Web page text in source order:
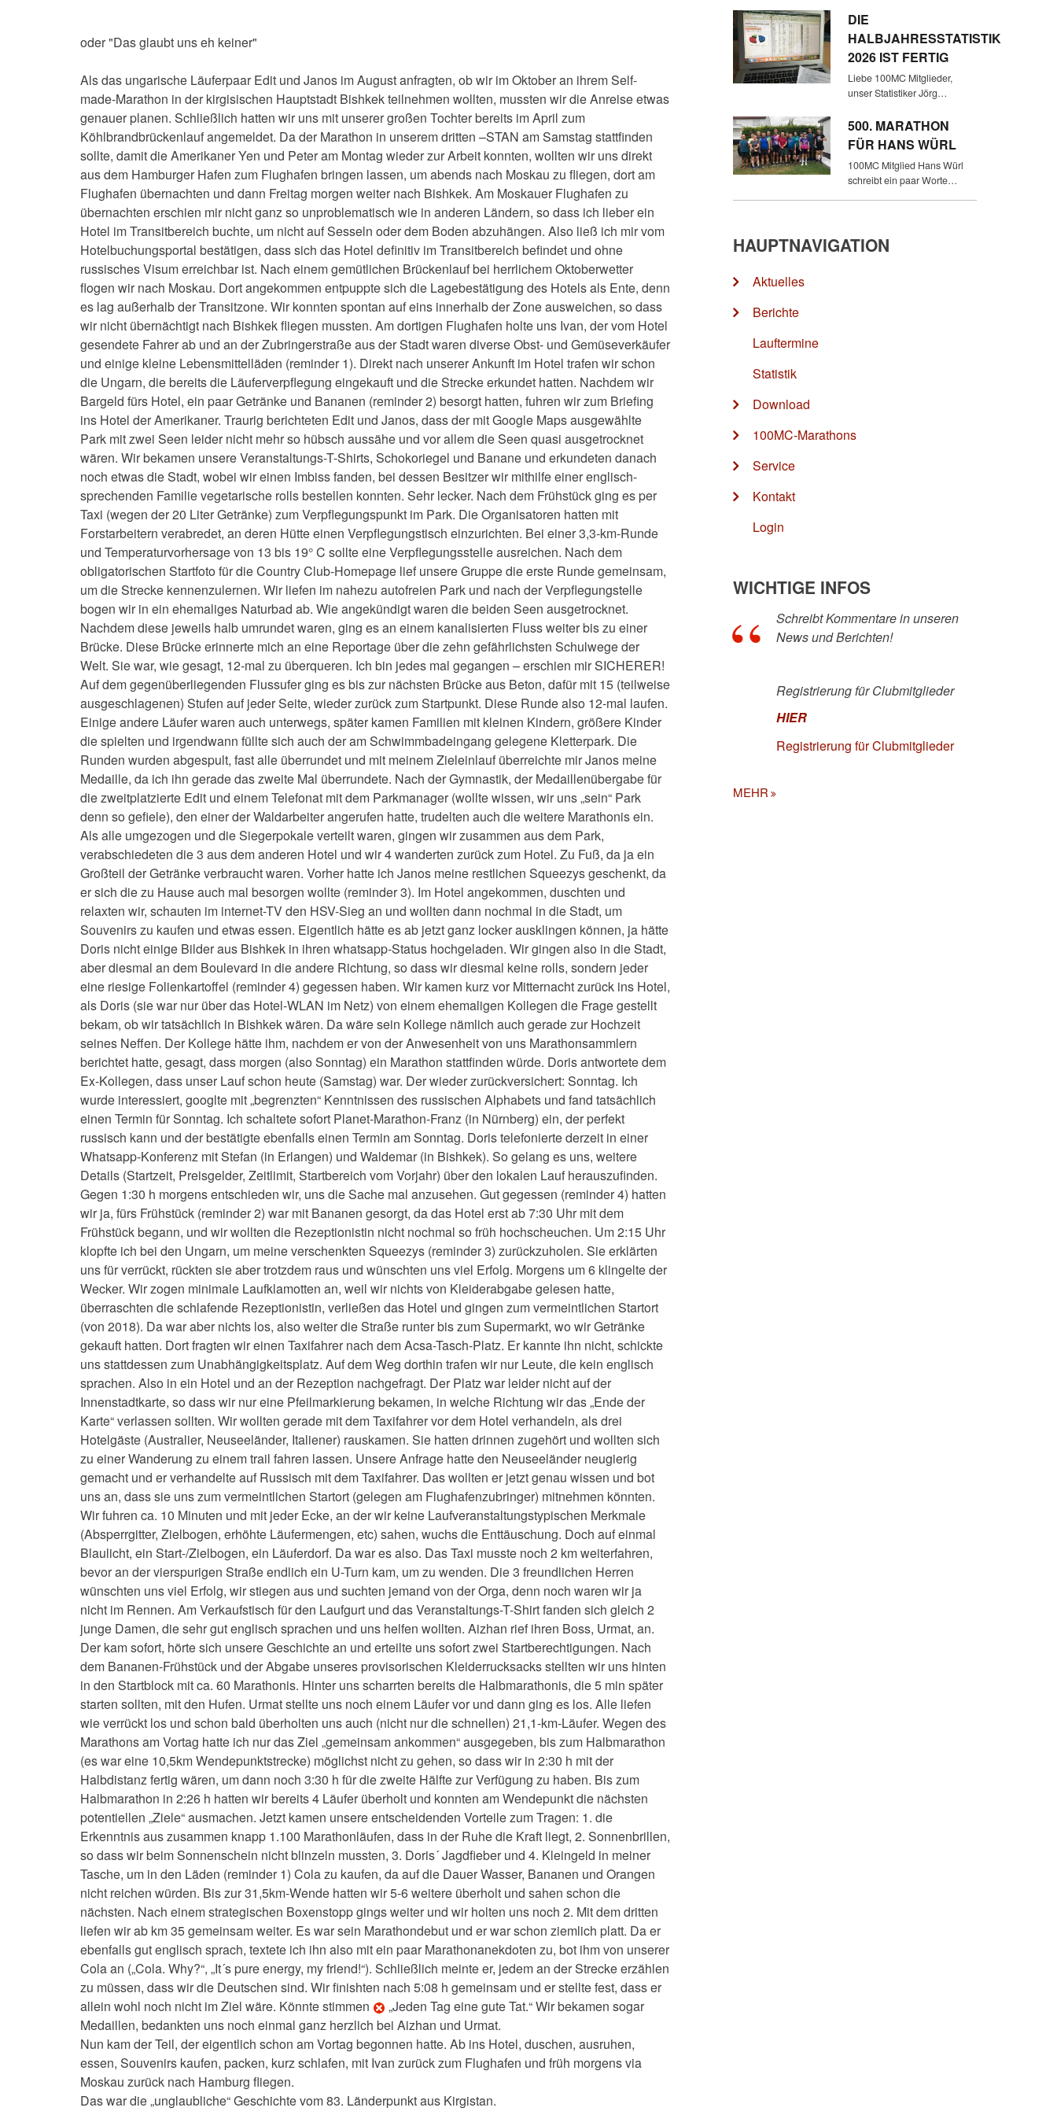
oder "Das glaubt uns eh keiner"
Als das ungarische Läuferpaar Edit und Janos im August anfragten, ob wir im Oktober an ihrem Self-
made-Marathon in der kirgisischen Hauptstadt Bishkek teilnehmen wollten, mussten wir die Anreise etwas
genauer planen. Schließlich hatten wir uns mit unserer großen Tochter bereits im April zum
Köhlbrandbrückenlauf angemeldet. Da der Marathon in unserem dritten –STAN am Samstag stattfinden
sollte, damit die Amerikaner Yen und Peter am Montag wieder zur Arbeit konnten, wollten wir uns direkt
aus dem Hamburger Hafen zum Flughafen bringen lassen, um abends nach Moskau zu fliegen, dort am
Flughafen übernachten und dann Freitag morgen weiter nach Bishkek. Am Moskauer Flughafen zu
übernachten erschien mir nicht ganz so unproblematisch wie in anderen Ländern, so dass ich lieber ein
Hotel im Transitbereich buchte, um nicht auf Sesseln oder dem Boden abzuhängen. Also ließ ich mir vom
Hotelbuchungsportal bestätigen, dass sich das Hotel definitiv im Transitbereich befindet und ohne
russisches Visum erreichbar ist. Nach einem gemütlichen Brückenlauf bei herrlichem Oktoberwetter
flogen wir nach Moskau. Dort angekommen entpuppte sich die Lagebestätigung des Hotels als Ente, denn
es lag außerhalb der Transitzone. Wir konnten spontan auf eins innerhalb der Zone ausweichen, so dass
wir nicht übernächtigt nach Bishkek fliegen mussten. Am dortigen Flughafen holte uns Ivan, der vom Hotel
gesendete Fahrer ab und an der Zubringerstraße aus der Stadt waren diverse Obst- und Gemüseverkäufer
und einige kleine Lebensmittelläden (reminder 1). Direkt nach unserer Ankunft im Hotel trafen wir schon
die Ungarn, die bereits die Läuferverpflegung eingekauft und die Strecke erkundet hatten. Nachdem wir
Bargeld fürs Hotel, ein paar Getränke und Bananen (reminder 2) besorgt hatten, fuhren wir zum Briefing
ins Hotel der Amerikaner. Traurig berichteten Edit und Janos, dass der mit Google Maps ausgewählte
Park mit zwei Seen leider nicht mehr so hübsch aussähe und vor allem die Seen quasi ausgetrocknet
wären. Wir bekamen unsere Veranstaltungs-T-Shirts, Schokoriegel und Banane und erkundeten danach
noch etwas die Stadt, wobei wir einen Imbiss fanden, bei dessen Besitzer wir mithilfe einer englisch-
sprechenden Familie vegetarische rolls bestellen konnten. Sehr lecker. Nach dem Frühstück ging es per
Taxi (wegen der 20 Liter Getränke) zum Verpflegungspunkt im Park. Die Organisatoren hatten mit
Forstarbeitern verabredet, an deren Hütte einen Verpflegungstisch einzurichten. Bei einer 3,3-km-Runde
und Temperaturvorhersage von 13 bis 19° C sollte eine Verpflegungsstelle ausreichen. Nach dem
obligatorischen Startfoto für die Country Club-Homepage lief unsere Gruppe die erste Runde gemeinsam,
um die Strecke kennenzulernen. Wir liefen im nahezu autofreien Park und nach der Verpflegungstelle
bogen wir in ein ehemaliges Naturbad ab. Wie angekündigt waren die beiden Seen ausgetrocknet.
Nachdem diese jeweils halb umrundet waren, ging es an einem kanalisierten Fluss weiter bis zu einer
Brücke. Diese Brücke erinnerte mich an eine Reportage über die zehn gefährlichsten Schulwege der
Welt. Sie war, wie gesagt, 12-mal zu überqueren. Ich bin jedes mal gegangen – erschien mir SICHERER!
Auf dem gegenüberliegenden Flussufer ging es bis zur nächsten Brücke aus Beton, dafür mit 15 (teilweise
ausgeschlagenen) Stufen auf jeder Seite, wieder zurück zum Startpunkt. Diese Runde also 12-mal laufen.
Einige andere Läufer waren auch unterwegs, später kamen Familien mit kleinen Kindern, größere Kinder
die spielten und irgendwann füllte sich auch der am Schwimmbadeingang gelegene Kletterpark. Die
Runden wurden abgespult, fast alle überrundet und mit meinem Zieleinlauf überreichte mir Janos meine
Medaille, da ich ihn gerade das zweite Mal überrundete. Nach der Gymnastik, der Medaillenübergabe für
die zweitplatzierte Edit und einem Telefonat mit dem Parkmanager (wollte wissen, wir uns „sein“ Park
denn so gefiele), den einer der Waldarbeiter angerufen hatte, trudelten auch die weitere Marathonis ein.
Als alle umgezogen und die Siegerpokale verteilt waren, gingen wir zusammen aus dem Park,
verabschiedeten die 3 aus dem anderen Hotel und wir 4 wanderten zurück zum Hotel. Zu Fuß, da ja ein
Großteil der Getränke verbraucht waren. Vorher hatte ich Janos meine restlichen Squeezys geschenkt, da
er sich die zu Hause auch mal besorgen wollte (reminder 3). Im Hotel angekommen, duschten und
relaxten wir, schauten im internet-TV den HSV-Sieg an und wollten dann nochmal in die Stadt, um
Souvenirs zu kaufen und etwas essen. Eigentlich hätte es ab jetzt ganz locker ausklingen können, ja hätte
Doris nicht einige Bilder aus Bishkek in ihren whatsapp-Status hochgeladen. Wir gingen also in die Stadt,
aber diesmal an dem Boulevard in die andere Richtung, so dass wir diesmal keine rolls, sondern jeder
eine riesige Folienkartoffel (reminder 4) gegessen haben. Wir kamen kurz vor Mitternacht zurück ins Hotel,
als Doris (sie war nur über das Hotel-WLAN im Netz) von einem ehemaligen Kollegen die Frage gestellt
bekam, ob wir tatsächlich in Bishkek wären. Da wäre sein Kollege nämlich auch gerade zur Hochzeit
seines Neffen. Der Kollege hätte ihm, nachdem er von der Anwesenheit von uns Marathonsammlern
berichtet hatte, gesagt, dass morgen (also Sonntag) ein Marathon stattfinden würde. Doris antwortete dem
Ex-Kollegen, dass unser Lauf schon heute (Samstag) war. Der wieder zurückversichert: Sonntag. Ich
wurde interessiert, googlte mit „begrenzten“ Kenntnissen des russischen Alphabets und fand tatsächlich
einen Termin für Sonntag. Ich schaltete sofort Planet-Marathon-Franz (in Nürnberg) ein, der perfekt
russisch kann und der bestätigte ebenfalls einen Termin am Sonntag. Doris telefonierte derzeit in einer
Whatsapp-Konferenz mit Stefan (in Erlangen) und Waldemar (in Bishkek). So gelang es uns, weitere
Details (Startzeit, Preisgelder, Zeitlimit, Startbereich vom Vorjahr) über den lokalen Lauf herauszufinden.
Gegen 1:30 h morgens entschieden wir, uns die Sache mal anzusehen. Gut gegessen (reminder 4) hatten
wir ja, fürs Frühstück (reminder 2) war mit Bananen gesorgt, da das Hotel erst ab 7:30 Uhr mit dem
Frühstück begann, und wir wollten die Rezeptionistin nicht nochmal so früh hochscheuchen. Um 2:15 Uhr
klopfte ich bei den Ungarn, um meine verschenkten Squeezys (reminder 3) zurückzuholen. Sie erklärten
uns für verrückt, rückten sie aber trotzdem raus und wünschten uns viel Erfolg. Morgens um 6 klingelte der
Wecker. Wir zogen minimale Laufklamotten an, weil wir nichts von Kleiderabgabe gelesen hatte,
überraschten die schlafende Rezeptionistin, verließen das Hotel und gingen zum vermeintlichen Startort
(von 2018). Da war aber nichts los, also weiter die Straße runter bis zum Supermarkt, wo wir Getränke
gekauft hatten. Dort fragten wir einen Taxifahrer nach dem Acsa-Tasch-Platz. Er kannte ihn nicht, schickte
uns stattdessen zum Unabhängigkeitsplatz. Auf dem Weg dorthin trafen wir nur Leute, die kein englisch
sprachen. Also in ein Hotel und an der Rezeption nachgefragt. Der Platz war leider nicht auf der
Innenstadtkarte, so dass wir nur eine Pfeilmarkierung bekamen, in welche Richtung wir das „Ende der
Karte“ verlassen sollten. Wir wollten gerade mit dem Taxifahrer vor dem Hotel verhandeln, als drei
Hotelgäste (Australier, Neuseeländer, Italiener) rauskamen. Sie hatten drinnen zugehört und wollten sich
zu einer Wanderung zu einem trail fahren lassen. Unsere Anfrage hatte den Neuseeländer neugierig
gemacht und er verhandelte auf Russisch mit dem Taxifahrer. Das wollten er jetzt genau wissen und bot
uns an, dass sie uns zum vermeintlichen Startort (gelegen am Flughafenzubringer) mitnehmen könnten.
Wir fuhren ca. 10 Minuten und mit jeder Ecke, an der wir keine Laufveranstaltungstypischen Merkmale
(Absperrgitter, Zielbogen, erhöhte Läufermengen, etc) sahen, wuchs die Enttäuschung. Doch auf einmal
Blaulicht, ein Start-/Zielbogen, ein Läuferdorf. Da war es also. Das Taxi musste noch 2 km weiterfahren,
bevor an der vierspurigen Straße endlich ein U-Turn kam, um zu wenden. Die 3 freundlichen Herren
wünschten uns viel Erfolg, wir stiegen aus und suchten jemand von der Orga, denn noch waren wir ja
nicht im Rennen. Am Verkaufstisch für den Laufgurt und das Veranstaltungs-T-Shirt fanden sich gleich 2
junge Damen, die sehr gut englisch sprachen und uns helfen wollten. Aizhan rief ihren Boss, Urmat, an.
Der kam sofort, hörte sich unsere Geschichte an und erteilte uns sofort zwei Startberechtigungen. Nach
dem Bananen-Frühstück und der Abgabe unseres provisorischen Kleiderrucksacks stellten wir uns hinten
in den Startblock mit ca. 60 Marathonis. Hinter uns scharrten bereits die Halbmarathonis, die 5 min später
starten sollten, mit den Hufen. Urmat stellte uns noch einem Läufer vor und dann ging es los. Alle liefen
wie verrückt los und schon bald überholten uns auch (nicht nur die schnellen) 21,1-km-Läufer. Wegen des
Marathons am Vortag hatte ich nur das Ziel „gemeinsam ankommen“ ausgegeben, bis zum Halbmarathon
(es war eine 10,5km Wendepunktstrecke) möglichst nicht zu gehen, so dass wir in 2:30 h mit der
Halbdistanz fertig wären, um dann noch 3:30 h für die zweite Hälfte zur Verfügung zu haben. Bis zum
Halbmarathon in 2:26 h hatten wir bereits 4 Läufer überholt und konnten am Wendepunkt die nächsten
potentiellen „Ziele“ ausmachen. Jetzt kamen unsere entscheidenden Vorteile zum Tragen: 1. die
Erkenntnis aus zusammen knapp 1.100 Marathonläufen, dass in der Ruhe die Kraft liegt, 2. Sonnenbrillen,
so dass wir beim Sonnenschein nicht blinzeln mussten, 3. Doris´ Jagdfieber und 4. Kleingeld in meiner
Tasche, um in den Läden (reminder 1) Cola zu kaufen, da auf die Dauer Wasser, Bananen und Orangen
nicht reichen würden. Bis zur 31,5km-Wende hatten wir 5-6 weitere überholt und sahen schon die
nächsten. Nach einem strategischen Boxenstopp gings weiter und wir holten uns noch 2. Mit dem dritten
liefen wir ab km 35 gemeinsam weiter. Es war sein Marathondebut und er war schon ziemlich platt. Da er
ebenfalls gut englisch sprach, textete ich ihn also mit ein paar Marathonanekdoten zu, bot ihm von unserer
Cola an („Cola. Why?“, „It´s pure energy, my friend!“). Schließlich meinte er, jedem an der Strecke erzählen
zu müssen, dass wir die Deutschen sind. Wir finishten nach 5:08 h gemeinsam und er stellte fest, dass er
allein wohl noch nicht im Ziel wäre. Könnte stimmen
„Jeden Tag eine gute Tat.“ Wir bekamen sogar
Medaillen, bedankten uns noch einmal ganz herzlich bei Aizhan und Urmat.
Nun kam der Teil, der eigentlich schon am Vortag begonnen hatte. Ab ins Hotel, duschen, ausruhen,
essen, Souvenirs kaufen, packen, kurz schlafen, mit Ivan zurück zum Flughafen und früh morgens via
Moskau zurück nach Hamburg fliegen.
Das war die „unglaubliche“ Geschichte vom 83. Länderpunkt aus Kirgistan.
DIE
HALBJAHRESSTATISTIK
2026 IST FERTIG
Liebe 100MC Mitglieder,
unser Statistiker Jörg…
500. MARATHON
FÜR HANS WÜRL
100MC Mitglied Hans Würl
schreibt ein paar Worte…
HAUPTNAVIGATION
Aktuelles
Berichte
Lauftermine
Statistik
Download
100MC-Marathons
Service
Kontakt
Login
WICHTIGE INFOS
Schreibt Kommentare in unseren
News und Berichten!
Registrierung für Clubmitglieder
HIER
Registrierung für Clubmitglieder
MEHR